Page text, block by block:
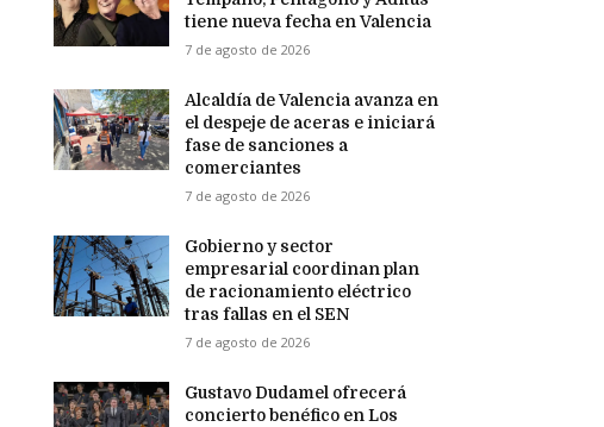
tiene nueva fecha en Valencia
7 de agosto de 2026
Alcaldía de Valencia avanza en
el despeje de aceras e iniciará
fase de sanciones a
comerciantes
7 de agosto de 2026
Gobierno y sector
empresarial coordinan plan
de racionamiento eléctrico
tras fallas en el SEN
7 de agosto de 2026
Gustavo Dudamel ofrecerá
concierto benéfico en Los